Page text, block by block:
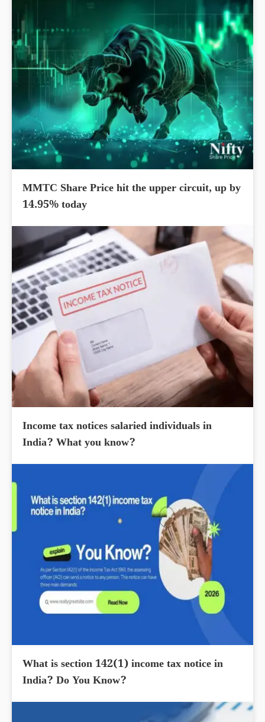
MMTC Share Price hit the upper circuit, up by
14.95% today
Income tax notices salaried individuals in
India? What you know?
What is section 142(1) income tax notice in
India? Do You Know?